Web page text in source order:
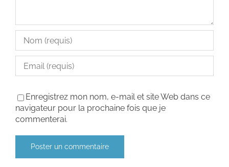
Enregistrez mon nom, e-mail et site Web dans ce
navigateur pour la prochaine fois que je
commenterai.